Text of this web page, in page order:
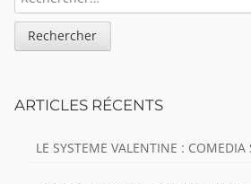
ARTICLES RÉCENTS
LE SYSTEME VALENTINE : COMEDIA